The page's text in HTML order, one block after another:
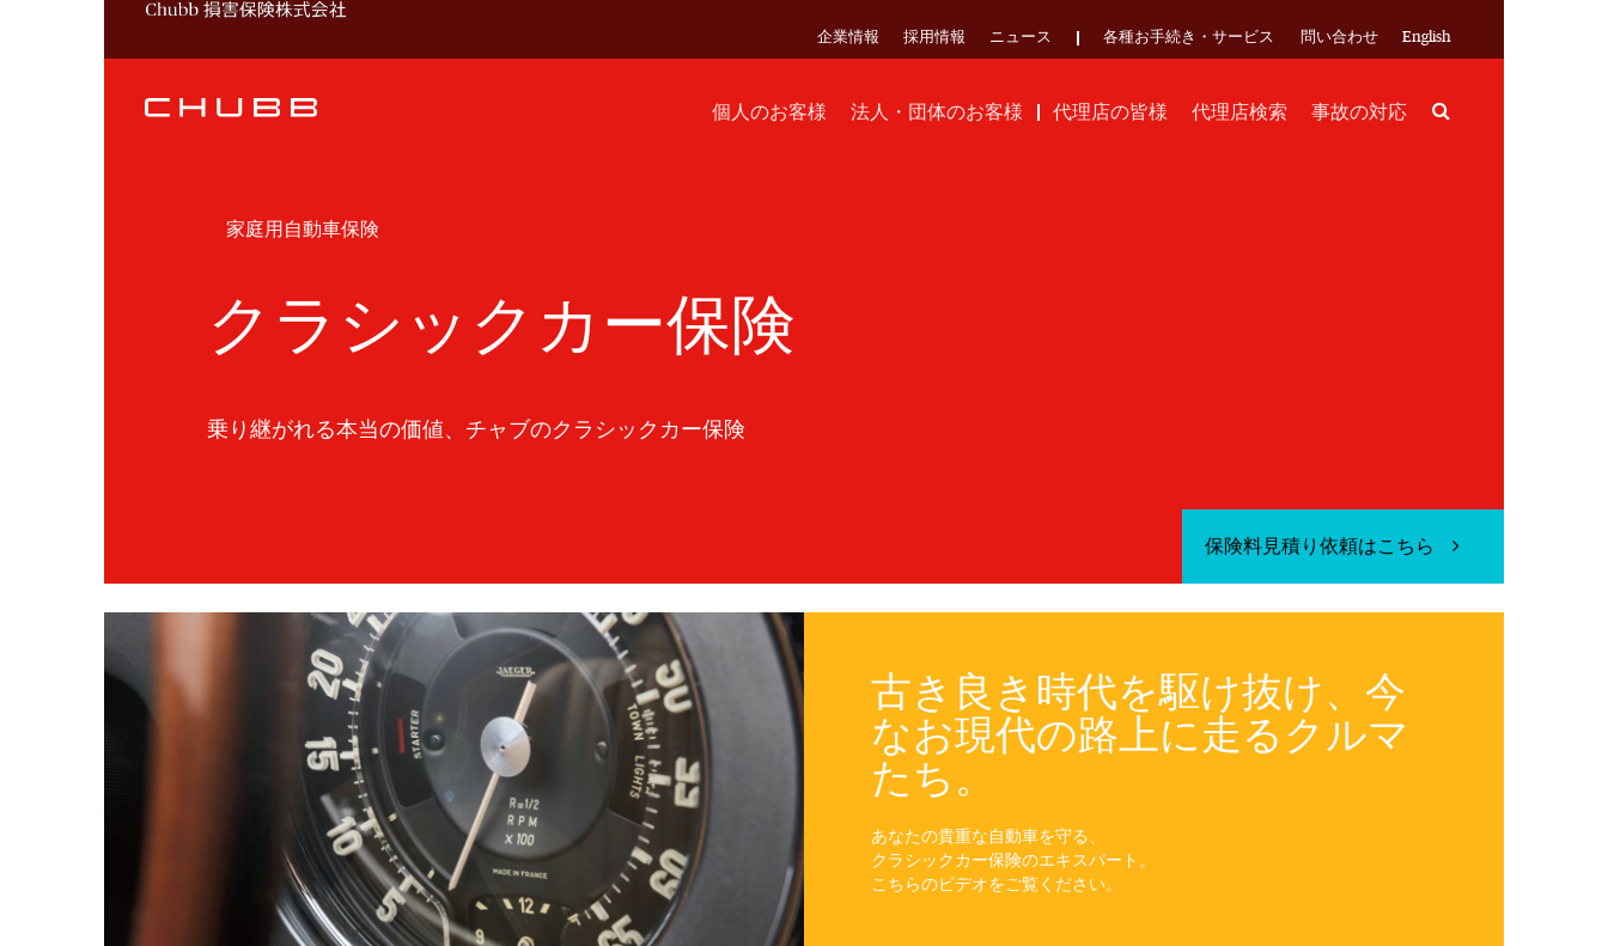
企業情報 採用情報 ニュース 各種お手続き・サービス 問い合わせ English
個人のお客様 法人・団体のお客様 代理店の皆様 代理店検索 事故の対応 Search
家庭用自動車保険
クラシックカー保険
乗り継がれる本当の価値、チャブのクラシックカー保険
保険料見積り依頼はこちら
古き良き時代を駆け抜け、今
なお現代の路上に走るクルマ
たち。
あなたの貴重な自動車を守る、
クラシックカー保険のエキスパート。
こちらのビデオをご覧ください。